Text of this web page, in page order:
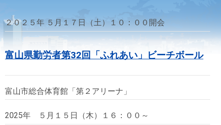
２０２５年 ５月１７日（土）１０：００開会
富山県勤労者第32回「ふれあい」ビーチボール
富山市総合体育館「第２アリーナ」
2025年 ５月１５日（木）１６：００～